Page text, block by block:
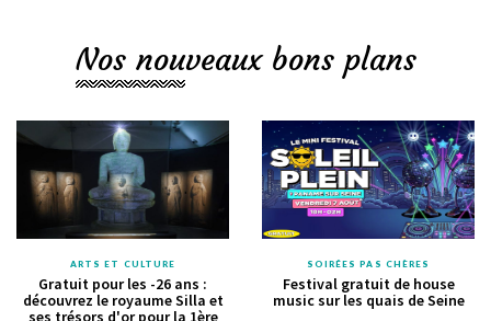
Nos nouveaux bons plans
ARTS ET CULTURE
Gratuit pour les -26 ans :
découvrez le royaume Silla et
ses trésors d'or pour la 1ère
SOIRÉES PAS CHÈRES
Festival gratuit de house
music sur les quais de Seine